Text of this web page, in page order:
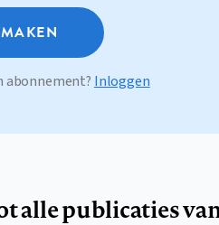
abonnement? Inloggen
alle publicaties